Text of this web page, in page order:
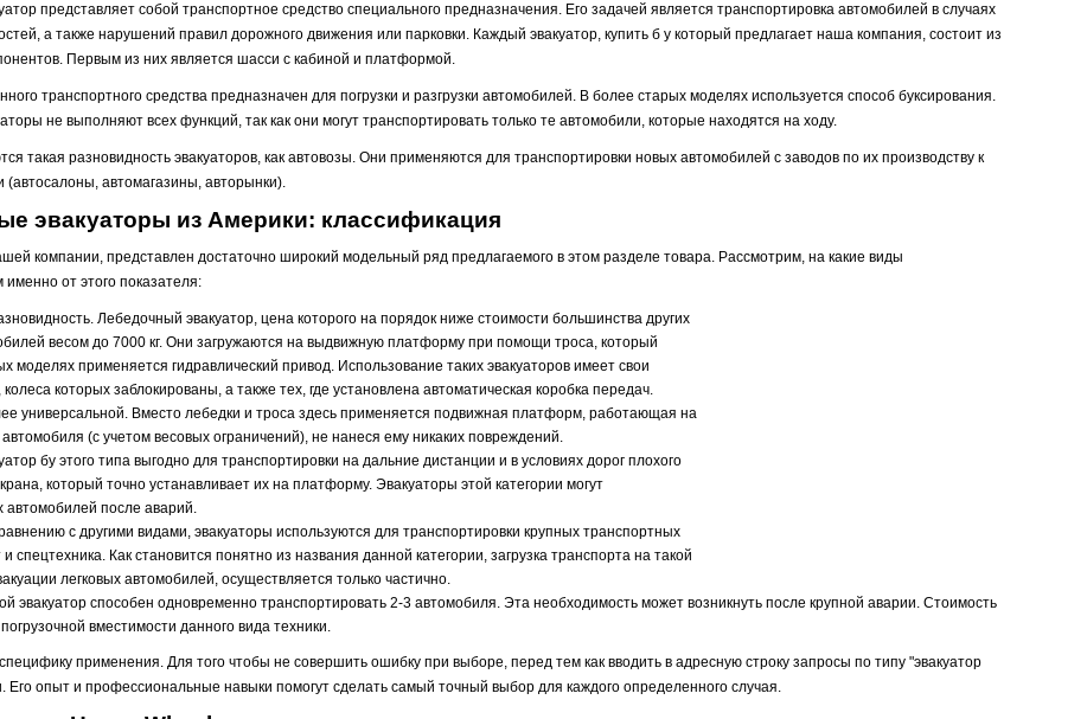
представляет собой транспортное средство специального предназначения. Его задачей является транспортировка автомобилей в случаях
а также нарушений правил дорожного движения или парковки. Каждый эвакуатор, купить б у который предлагает наша компания, состоит из
Первым из них является шасси с кабиной и платформой.
транспортного средства предназначен для погрузки и разгрузки автомобилей. В более старых моделях используется способ буксирования.
не выполняют всех функций, так как они могут транспортировать только те автомобили, которые находятся на ходу.
такая разновидность эвакуаторов, как автовозы. Они применяются для транспортировки новых автомобилей с заводов по их производству к
(автосалоны, автомагазины, авторынки).
эвакуаторы из Америки: классификация
компании, представлен достаточно широкий модельный ряд предлагаемого в этом разделе товара. Рассмотрим, на какие виды
от этого показателя:
Лебедочный эвакуатор, цена которого на порядок ниже стоимости большинства других
весом до 7000 кг. Они загружаются на выдвижную платформу при помощи троса, который
моделях применяется гидравлический привод. Использование таких эвакуаторов имеет свои
которых заблокированы, а также тех, где установлена автоматическая коробка передач.
универсальной. Вместо лебедки и троса здесь применяется подвижная платформ, работающая на
(с учетом весовых ограничений), не нанеся ему никаких повреждений.
бу этого типа выгодно для транспортировки на дальние дистанции и в условиях дорог плохого
который точно устанавливает их на платформу. Эвакуаторы этой категории могут
автомобилей после аварий.
с другими видами, эвакуаторы используются для транспортировки крупных транспортных
спецтехника. Как становится понятно из названия данной категории, загрузка транспорта на такой
легковых автомобилей, осуществляется только частично.
эвакуатор способен одновременно транспортировать 2-3 автомобиля. Эта необходимость может возникнуть после крупной аварии. Стоимость
вместимости данного вида техники.
применения. Для того чтобы не совершить ошибку при выборе, перед тем как вводить в адресную строку запросы по типу "эвакуатор
Его опыт и профессиональные навыки помогут сделать самый точный выбор для каждого определенного случая.